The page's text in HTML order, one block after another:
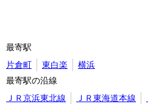
最寄駅
片倉町
東白楽
横浜
最寄駅の沿線
ＪＲ京浜東北線
ＪＲ東海道本線